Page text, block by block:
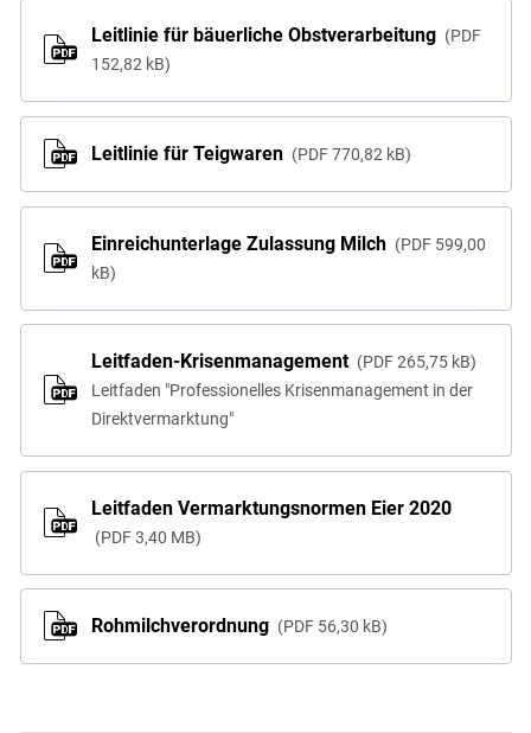
Leitlinie für bäuerliche Obstverarbeitung
PDF
152,82 kB
Leitlinie für Teigwaren PDF 770,82 kB
Einreichunterlage Zulassung Milch PDF 599,00
kB
Leitfaden-Krisenmanagement PDF 265,75 kB
Leitfaden "Professionelles Krisenmanagement in der
Direktvermarktung"
Leitfaden Vermarktungsnormen Eier 2020
PDF 3,40 MB
Rohmilchverordnung PDF 56,30 kB